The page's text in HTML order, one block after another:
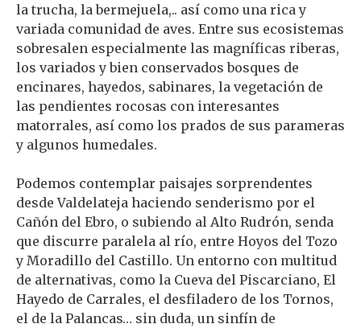
la trucha, la bermejuela,.. así como una rica y
variada comunidad de aves. Entre sus ecosistemas
sobresalen especialmente las magníficas riberas,
los variados y bien conservados bosques de
encinares, hayedos, sabinares, la vegetación de
las pendientes rocosas con interesantes
matorrales, así como los prados de sus parameras
y algunos humedales.
Podemos contemplar paisajes sorprendentes
desde Valdelateja haciendo senderismo por el
Cañón del Ebro, o subiendo al Alto Rudrón, senda
que discurre paralela al río, entre Hoyos del Tozo
y Moradillo del Castillo. Un entorno con multitud
de alternativas, como la Cueva del Piscarciano, El
Hayedo de Carrales, el desfiladero de los Tornos,
el de la Palancas… sin duda, un sinfín de